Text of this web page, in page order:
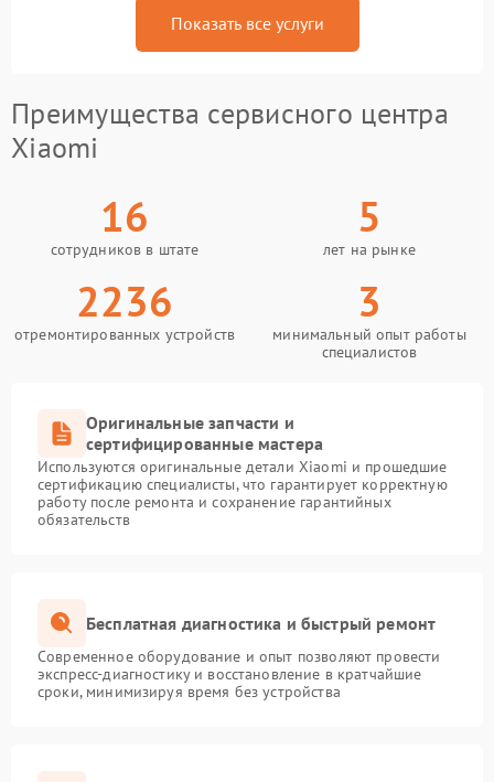
Показать все услуги
Преимущества сервисного центра
Xiaomi
16
сотрудников в штате
5
лет на рынке
2236
отремонтированных устройств
3
минимальный опыт работы
специалистов
Оригинальные запчасти и
сертифицированные мастера
Используются оригинальные детали Xiaomi и прошедшие
сертификацию специалисты, что гарантирует корректную
работу после ремонта и сохранение гарантийных
обязательств
Бесплатная диагностика и быстрый ремонт
Современное оборудование и опыт позволяют провести
экспресс-диагностику и восстановление в кратчайшие
сроки, минимизируя время без устройства